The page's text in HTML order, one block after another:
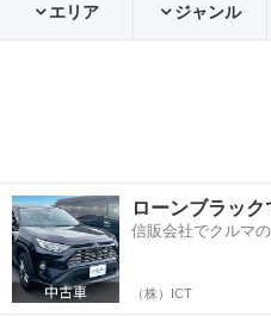
エリア ジャンル
ローンブラッ
信販会社でクルマ
（株）ICT